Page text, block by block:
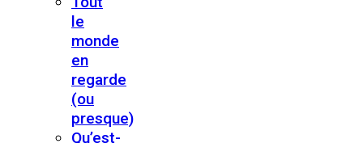
le
monde
en
regarde
(ou
presque)
Qu’est-